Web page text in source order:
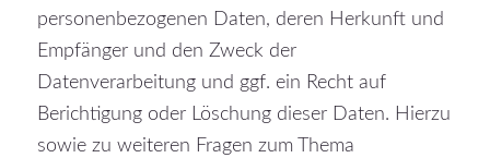
personenbezogenen Daten, deren Herkunft und
Empfänger und den Zweck der
Datenverarbeitung und ggf. ein Recht auf
Berichtigung oder Löschung dieser Daten. Hierzu
sowie zu weiteren Fragen zum Thema